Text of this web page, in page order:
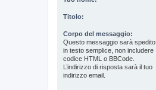
Titolo:
Corpo del messaggio:
Questo messaggio sarà spedito
in testo semplice, non includere
codice HTML o BBCode.
L’indirizzo di risposta sarà il tuo
indirizzo email.